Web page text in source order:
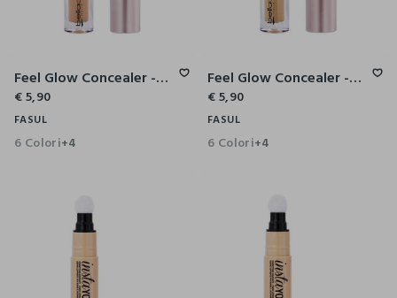
Feel Glow Concealer - Correttore Illuminante
€ 5,90
FASUL
6 Colori+4
Feel Glow Concealer - Correttore Illuminante
€ 5,90
FASUL
6 Colori+4